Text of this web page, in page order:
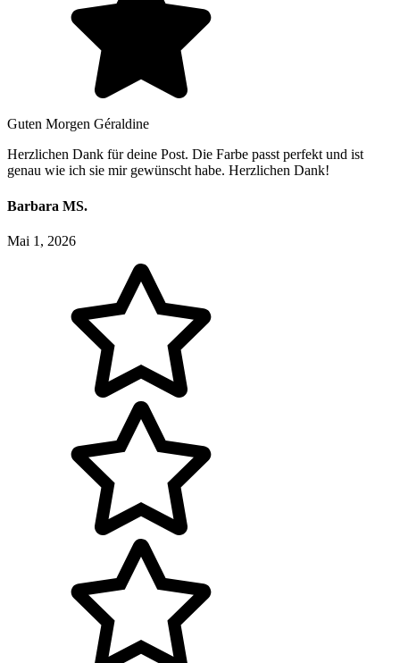
Guten Morgen Géraldine
Herzlichen Dank für deine Post. Die Farbe passt perfekt und ist
genau wie ich sie mir gewünscht habe. Herzlichen Dank!
Barbara MS.
Mai 1, 2026